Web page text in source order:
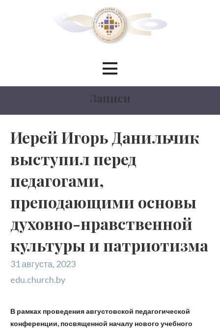
Синодальный отдел по
сотрудничеству со светскими
учреждениями образования
БЕЛОРУССКИЙ ЭКЗАРХАТ
МОСКОВСКИЙ ПАТРИАРХАТ
Записи
Иерей Игорь Данильчик
выступил перед
педагогами,
преподающими основы
духовно-нравственной
культуры и патриотизма
31 августа, 2023
edu.church.by
В рамках проведения августовской педагогической
конференции, посвященной началу нового учебного